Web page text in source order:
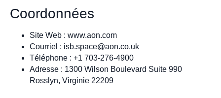
Coordonnées
Site Web : www.aon.com
Courriel : isb.space@aon.co.uk
Téléphone : +1 703-276-4900
Adresse : 1300 Wilson Boulevard Suite 990
Rosslyn, Virginie 22209